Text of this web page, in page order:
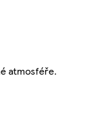
atmosféře.